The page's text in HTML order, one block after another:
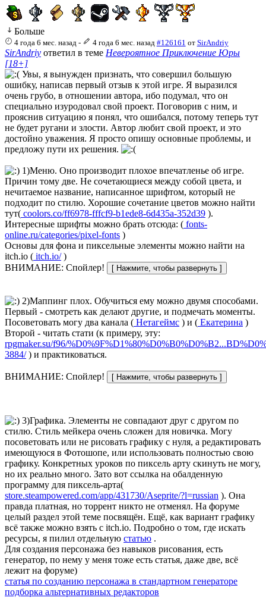
Больше
4 года 6 мес. назад - 4 года 6 мес. назад #126161 от SirAndriy
SirAndriy ответил в теме Невероятное Приключение Юры
[18+]
Увы, я вынужден признать, что совершил большую
ошибку, написав первый отзыв к этой игре. Я выразился
очень грубо, в отношении автора, ибо подумал, что он
специально изуродовал свой проект. Поговорив с ним, и
прояснив ситуацию я понял, что ошибался, потому теперь тут
не будет ругани и злости. Автор любит свой проект, и это
достойно уважения. Я просто опишу основные проблемы, и
предложу пути их решения.
1)Меню. Оно производит плохое впечатленье об игре.
Причин тому две. Не сочетающиеся между собой цвета, и
нечитаемое название, написанное шрифтом, который не
подходит по стилю. Хорошие сочетание цветов можно найти
тут( coolors.co/ff6978-fffcf9-b1ede8-6d435a-352d39 ).
Интересные шрифты можно брать отсюда: ( fonts-
online.ru/categories/pixel-fonts )
Основы для фона и пиксельные элементы можно найти на
itch.io ( itch.io/)
ВНИМАНИЕ: Спойлер!
2)Маппинг плох. Обучиться ему можно двумя способами.
Первый - смотреть как делают другие, и подмечать моменты.
Посоветовать могу два канала ( Нетагеймс ) и ( Екатерина )
Второй - читать стати (к примеру, эту:
rpgmaker.su/f96/
3884/) и практиковаться.
ВНИМАНИЕ: Спойлер!
3)Графика. Элементы не совпадают друг с другом по
стилю. Стиль мейкера очень сложен для новичка. Могу
посоветовать или не рисовать графику с нуля, а редактировать
имеющуюся в Фотошопе, или использовать полностью свою
графику. Конкретных уроков по пиксель арту скинуть не могу,
но их реально много. Зато вот ссылка на обалденную
программу для пиксель-арта(
store.steampowered.com/app/431730/Aseprite/?l=russian ). Она
правда платная, но торрент никто не отменял. На форуме
целый раздел этой теме посвящён. Ещё, как вариант графику
всё также можно взять с itch.io. Подробно о том, где искать
ресурсы, я пилил отдельную статью .
Для создания персонажа без навыков рисования, есть
генератор, по нему у меня тоже есть статья, даже две, всё
лежит на форуме)
статья по созданию персонажа в стандартном генераторе
подборка альтернативных редакторов